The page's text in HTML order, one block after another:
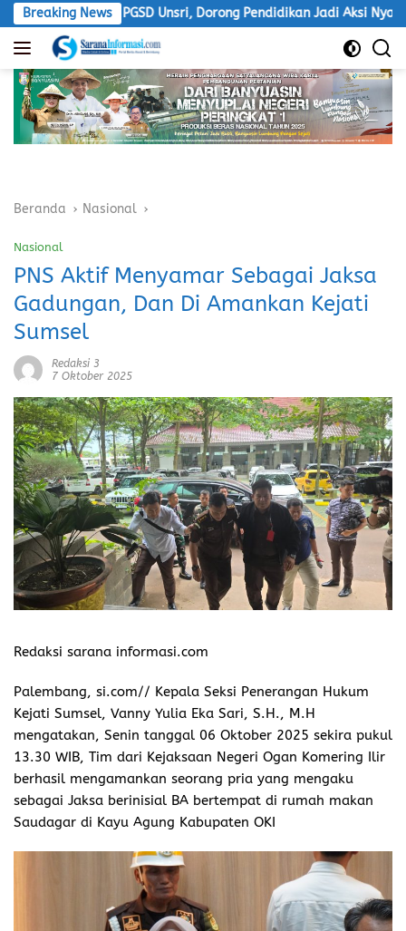
Langsung
ke
konten
Breaking News
PGSD Unsri, Dorong Pendidikan Jadi Aksi Nyata
Beranda Nasional
Nasional
PNS Aktif Menyamar Sebagai Jaksa
Gadungan, Dan Di Amankan Kejati
Sumsel
Redaksi 3
7 Oktober 2025
Redaksi sarana informasi.com
Palembang, si.com// Kepala Seksi Penerangan Hukum
Kejati Sumsel, Vanny Yulia Eka Sari, S.H., M.H
mengatakan, Senin tanggal 06 Oktober 2025 sekira pukul
13.30 WIB, Tim dari Kejaksaan Negeri Ogan Komering Ilir
berhasil mengamankan seorang pria yang mengaku
sebagai Jaksa berinisial BA bertempat di rumah makan
Saudagar di Kayu Agung Kabupaten OKI